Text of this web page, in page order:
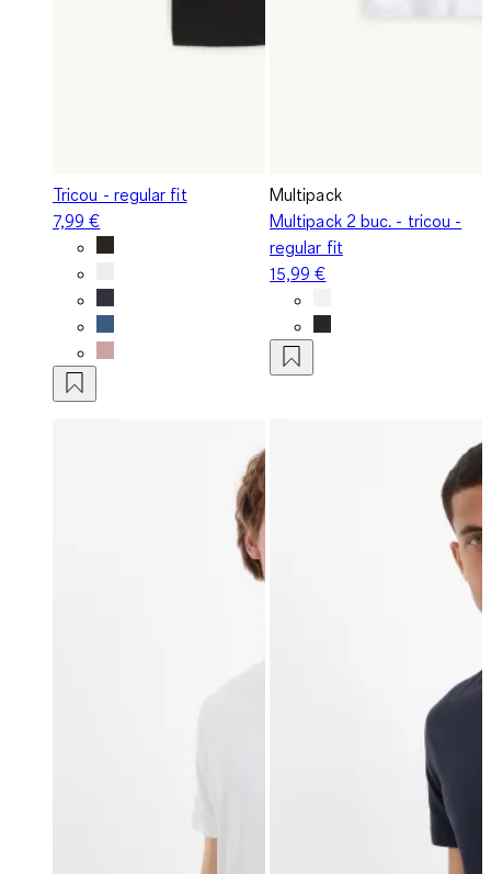
Tricou - regular fit
7,99 €
Multipack
Multipack 2 buc. - tricou -
regular fit
15,99 €